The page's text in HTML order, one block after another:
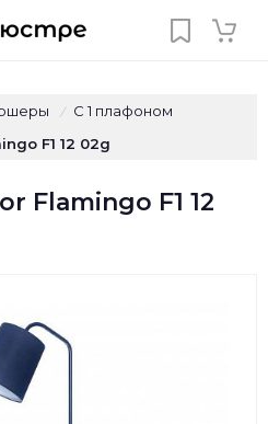
/ С 1 плафоном
F1 12 02g
Flamingo F1 12